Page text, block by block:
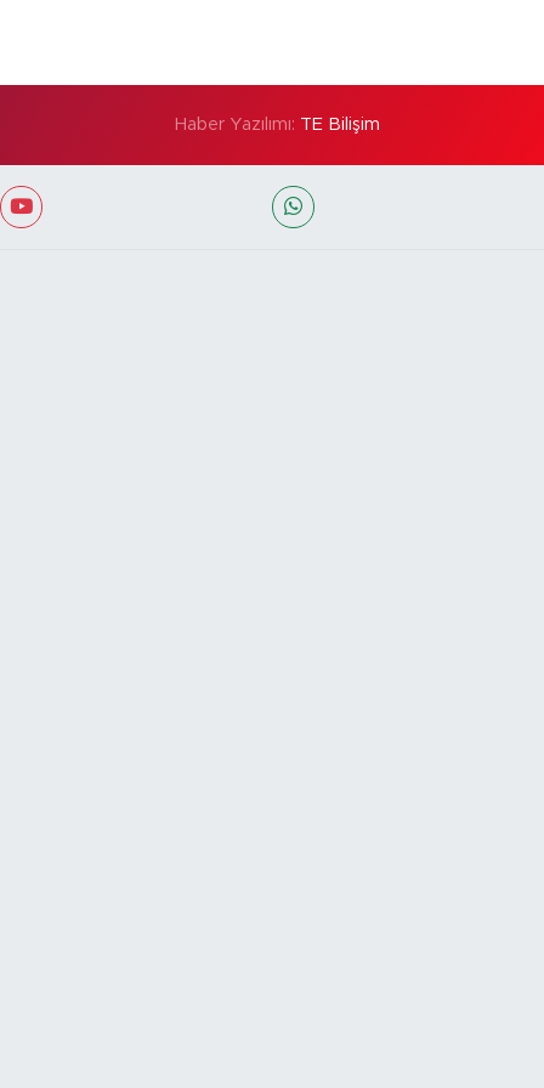
Haber Yazılımı: TE Bilişim